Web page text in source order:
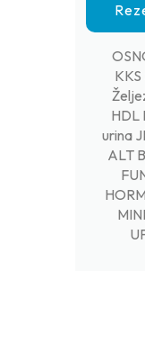
HDL
urina
ALT